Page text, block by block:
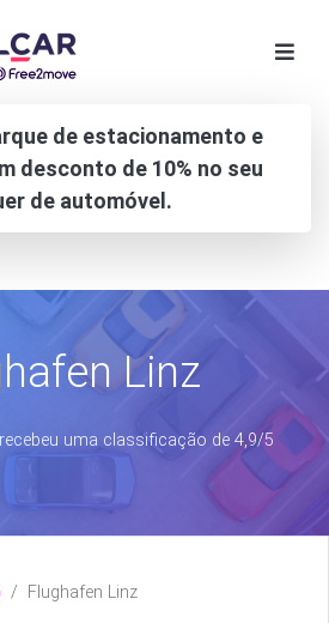
de estacionamento e
desconto de 10% no seu
de automóvel.
Linz
uma classificação de 4,9/5
Flughafen Linz